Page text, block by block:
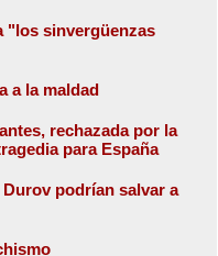
"los sinvergüenzas
a la maldad
rechazada por la
para España
podrían salvar a